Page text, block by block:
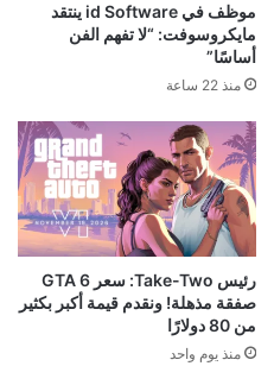
موظف في id Software ينتقد
مايكروسوفت: “لا تفهم الفن
أساسًا”
منذ 22 ساعة
رئيس Take-Two: سعر GTA 6
صفقة مذهلة! ونقدم قيمة أكبر بكثير
من 80 دولارًا
منذ يوم واحد